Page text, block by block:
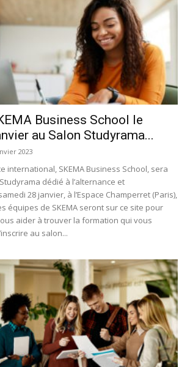
Business School le
au Salon Studyrama...
2023
international, SKEMA Business School, sera
dédié à l’alternance et
28 janvier, à l’Espace Champerret (Paris),
équipes de SKEMA seront sur ce site pour
aider à trouver la formation qui vous
au salon...